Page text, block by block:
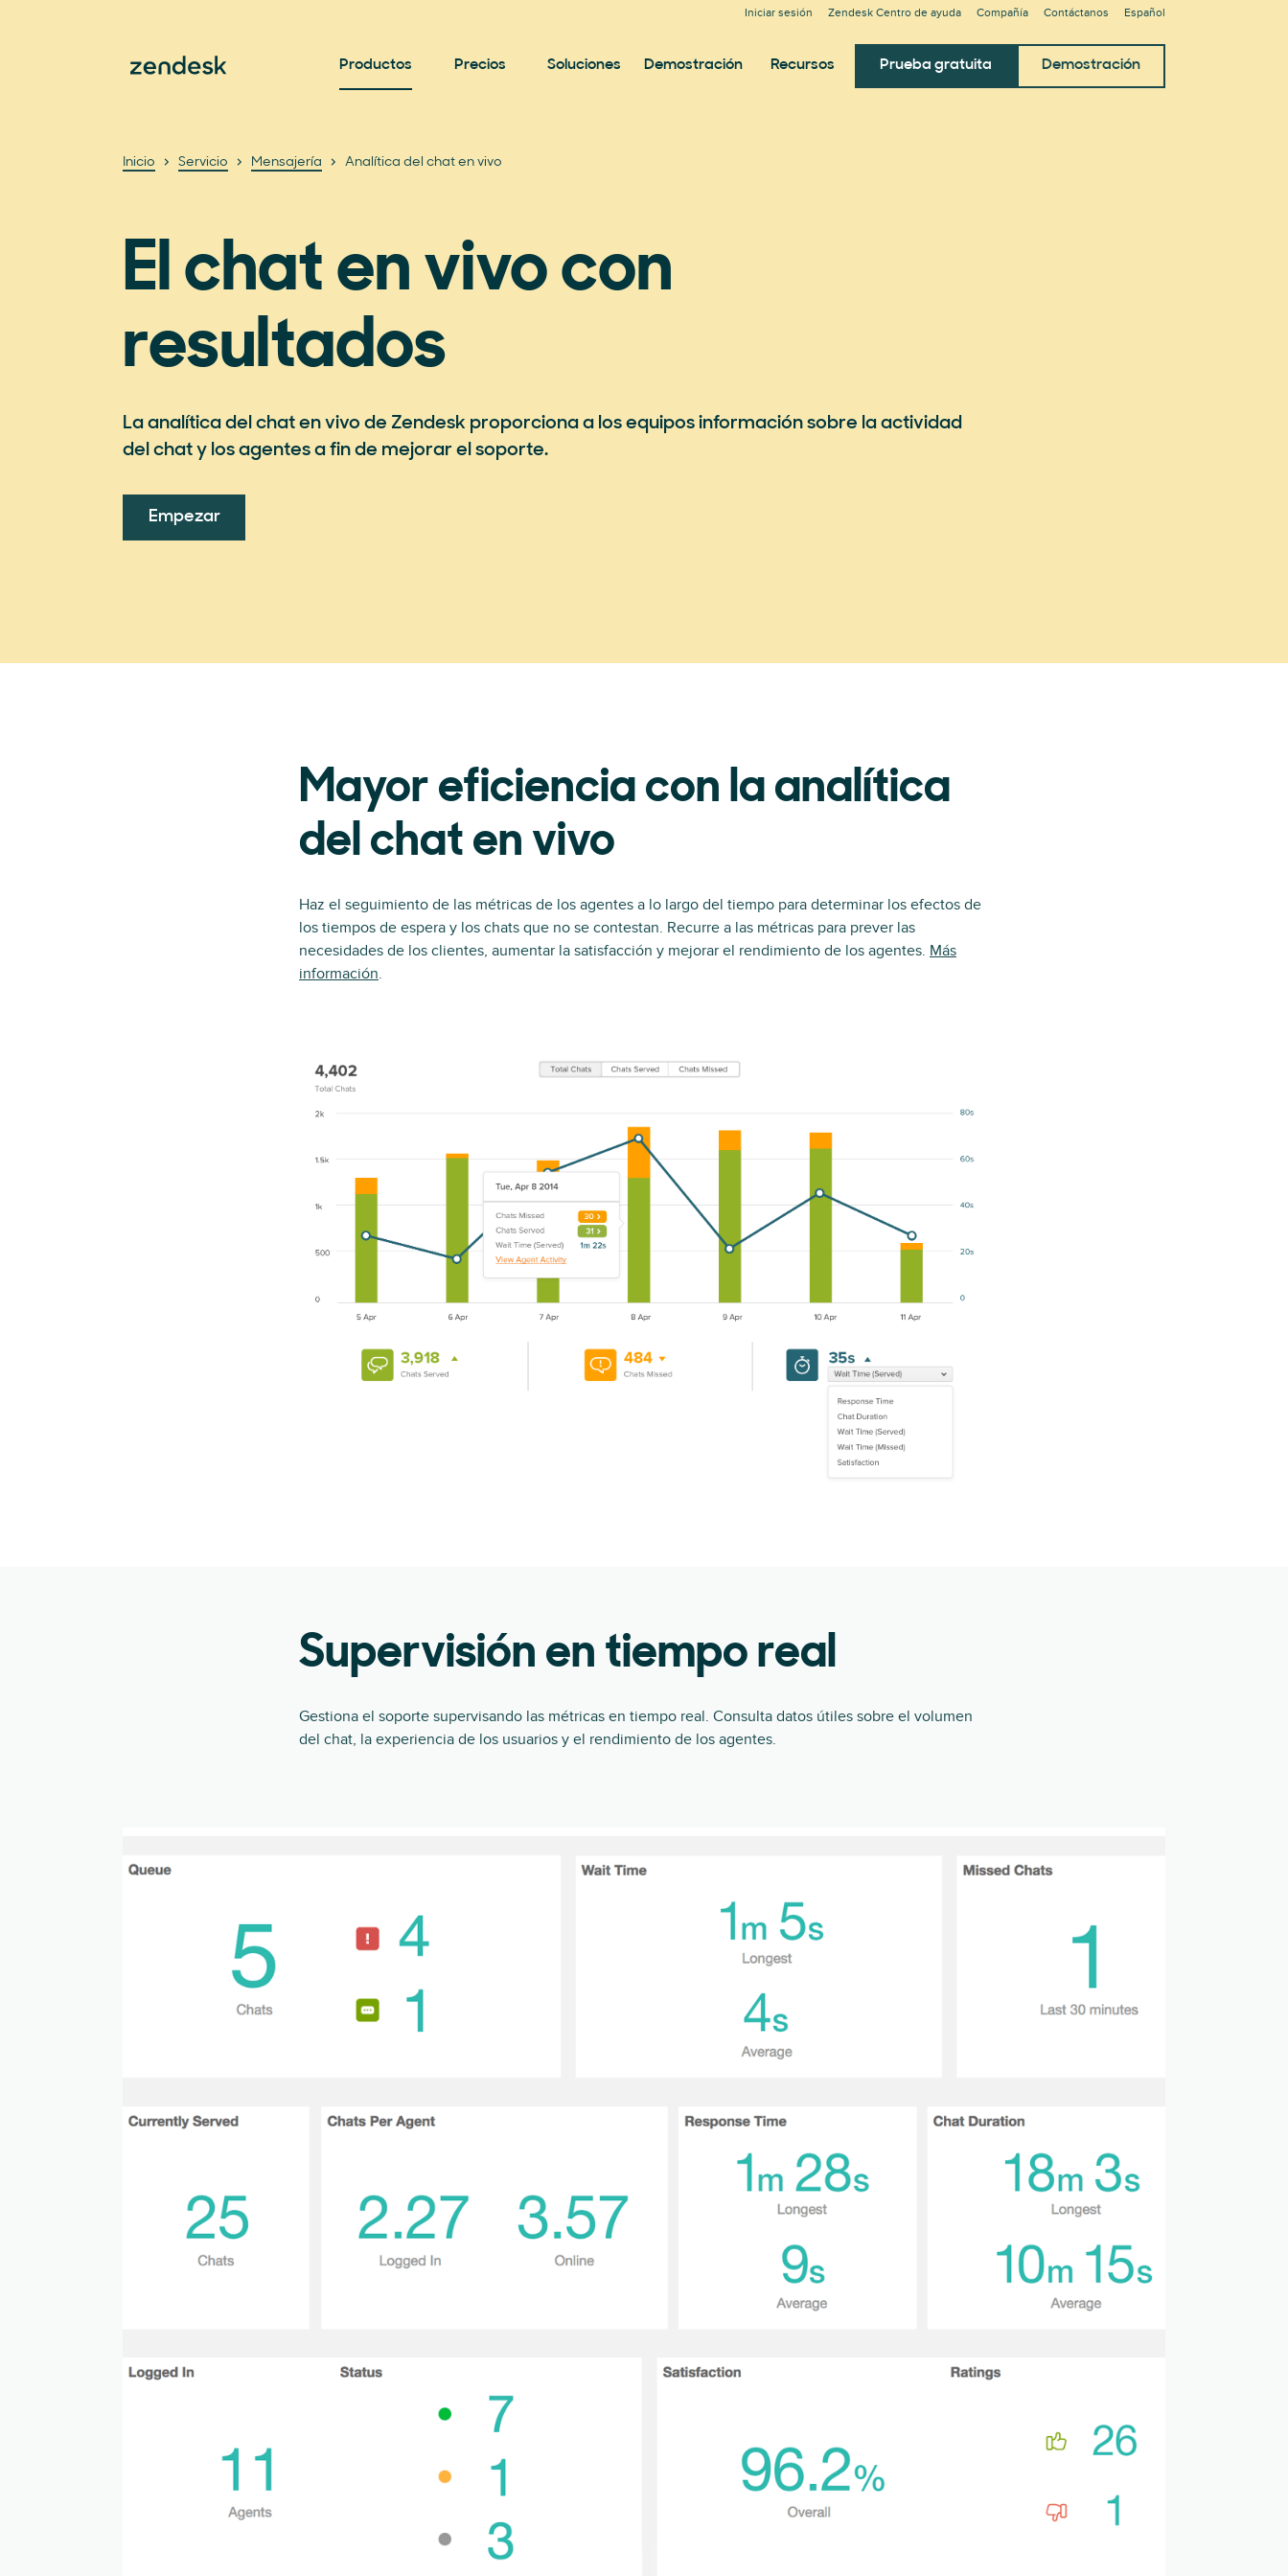
Iniciar sesión Zendesk Centro de ayuda Compañía Contáctanos Español
Productos Precios Soluciones Demostración Recursos Prueba gratuita Demostración
Inicio Servicio Mensajería Analítica del chat en vivo
El chat en vivo con
resultados
La analítica del chat en vivo de Zendesk proporciona a los equipos información sobre la actividad
del chat y los agentes a fin de mejorar el soporte.
Empezar
Mayor eficiencia con la analítica
del chat en vivo
Haz el seguimiento de las métricas de los agentes a lo largo del tiempo para determinar los efectos de
los tiempos de espera y los chats que no se contestan. Recurre a las métricas para prever las
necesidades de los clientes, aumentar la satisfacción y mejorar el rendimiento de los agentes. Más
información.
Supervisión en tiempo real
Gestiona el soporte supervisando las métricas en tiempo real. Consulta datos útiles sobre el volumen
del chat, la experiencia de los usuarios y el rendimiento de los agentes.